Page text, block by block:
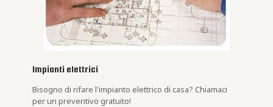
Impianti elettrici
Bisogno di rifare l'impianto elettrico di casa? Chiamaci
per un preventivo gratuito!